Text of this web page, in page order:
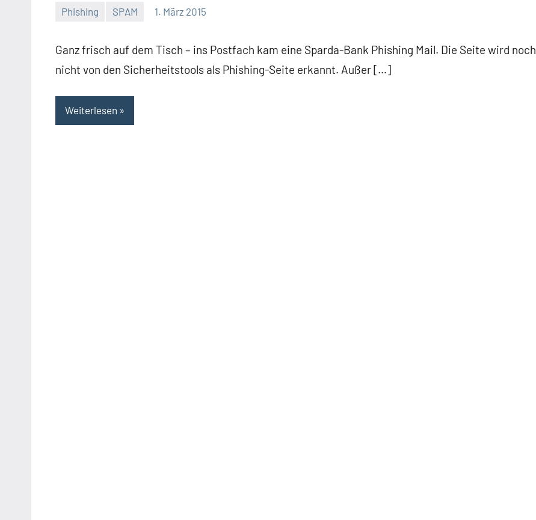
Phishing SPAM 1. März 2015
Ganz frisch auf dem Tisch – ins Postfach kam eine Sparda-Bank Phishing Mail. Die Seite wird noch
nicht von den Sicherheitstools als Phishing-Seite erkannt. Außer […]
Weiterlesen